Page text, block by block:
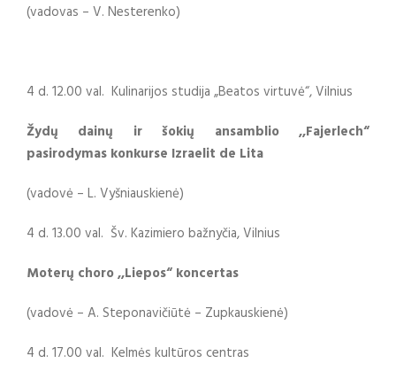
(vadovas – V. Nesterenko)
4 d. 12.00 val. Kulinarijos studija „Beatos virtuvė“, Vilnius
Žydų dainų ir šokių ansamblio ,,Fajerlech“
pasirodymas konkurse Izraelit de Lita
(vadovė – L. Vyšniauskienė)
4 d. 13.00 val. Šv. Kazimiero bažnyčia, Vilnius
Moterų choro ,,Liepos“ koncertas
(vadovė – A. Steponavičiūtė – Zupkauskienė)
4 d. 17.00 val. Kelmės kultūros centras